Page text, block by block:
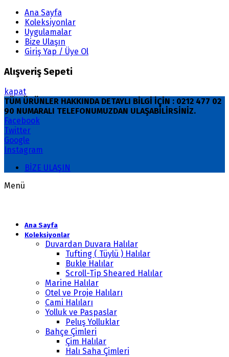
Ana Sayfa
Koleksiyonlar
Uygulamalar
Bize Ulaşın
Giriş Yap / Üye Ol
Alışveriş Sepeti
kapat
TÜM ÜRÜNLER HAKKINDA DETAYLI BİLGİ İÇİN : 0212 477 02
90 NUMARALI TELEFONUMUZDAN ULAŞABİLİRSİNİZ.
Facebook
Twitter
Google
Instagram
BİZE ULAŞIN
Menü
Ana Sayfa
Koleksiyonlar
Duvardan Duvara Halılar
Tufting ( Tüylü ) Halılar
Bukle Halılar
Scroll-Tip Sheared Halılar
Marine Halılar
Otel ve Proje Halıları
Cami Halıları
Yolluk ve Paspaslar
Peluş Yolluklar
Bahçe Çimleri
Çim Halılar
Halı Saha Çimleri